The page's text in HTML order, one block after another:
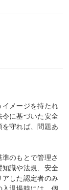
イメージを持たれ
令に基づいた安全
守れば、問題あ
のもとで管理さ
識や法規、安全
した認定者のみ